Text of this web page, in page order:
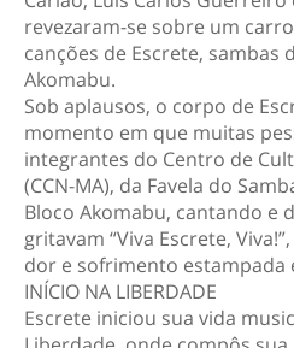
revezaram-se sobre um
canções de Escrete, sambas
Akomabu.
Sob aplausos, o corpo de
momento em que muitas
integrantes do Centro de
(CCN-MA), da Favela do
Bloco Akomabu, cantando e
gritavam “Viva Escrete,
dor e sofrimento estampada
INÍCIO NA LIBERDADE
Escrete iniciou sua vida